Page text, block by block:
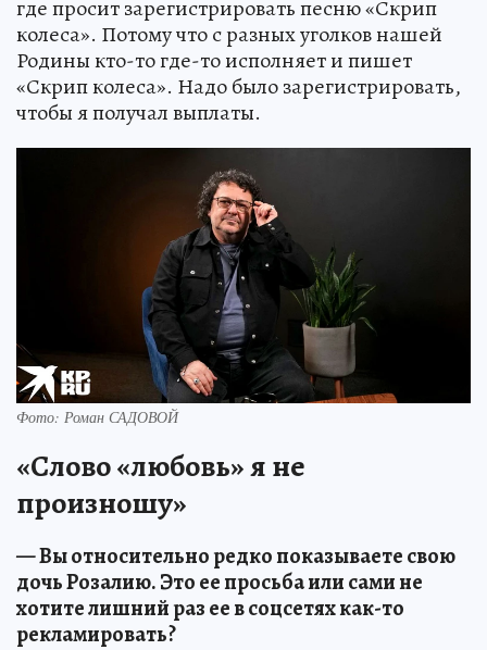
где просит зарегистрировать песню «Скрип
колеса». Потому что с разных уголков нашей
Родины кто-то где-то исполняет и пишет
«Скрип колеса». Надо было зарегистрировать,
чтобы я получал выплаты.
Фото: Роман САДОВОЙ
«Слово «любовь» я не
произношу»
— Вы относительно редко показываете свою
дочь Розалию. Это ее просьба или сами не
хотите лишний раз ее в соцсетях как-то
рекламировать?